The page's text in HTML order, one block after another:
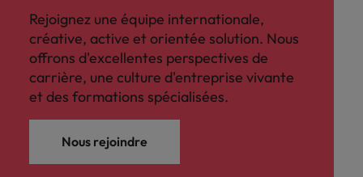
Rejoignez une équipe internationale,
créative, active et orientée solution. Nous
offrons d'excellentes perspectives de
carrière, une culture d'entreprise vivante
et des formations spécialisées.
Nous rejoindre